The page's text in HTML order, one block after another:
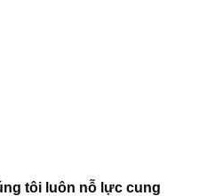
tôi luôn nỗ lực cung